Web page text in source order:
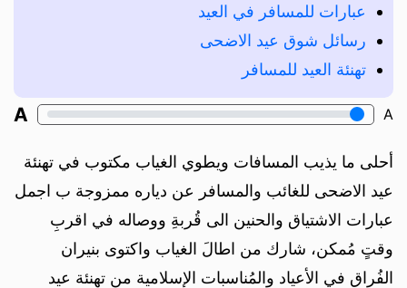
عبارات للمسافر في العيد
رسائل شوق عيد الاضحى
تهنئة العيد للمسافر
A
A
أحلى ما يذيب المسافات ويطوي الغياب مكتوب في تهنئة
عيد الاضحى للغائب والمسافر عن دياره ممزوجة ب اجمل
عبارات الاشتياق والحنين الى قُربةِ ووصاله في اقربِ
وقتٍ مُمكن، شارك من اطالَ الغياب واكتوى بنيران
الفُراق في الأعياد والمُناسبات الإسلامية من تهنئة عيد